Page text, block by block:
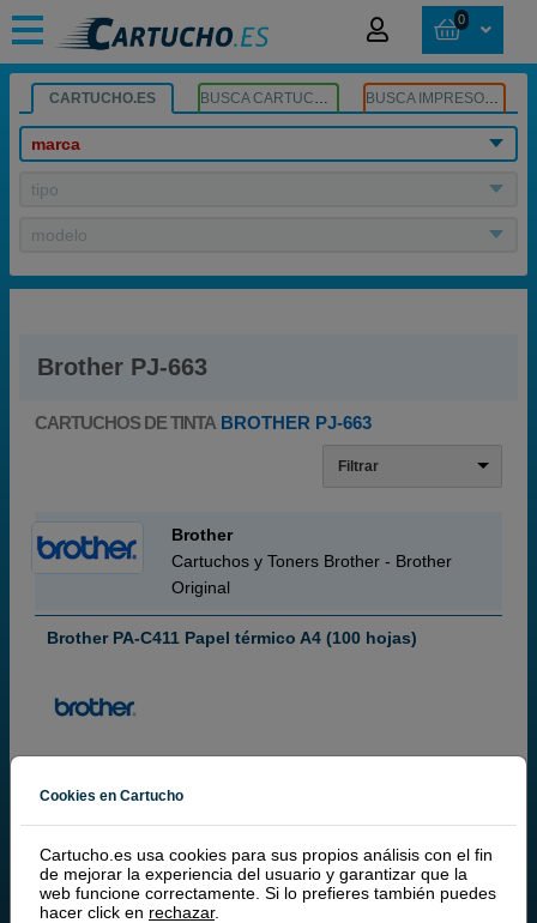
0
CARTUCHO.ES BUSCA CARTUCHOS BUSCA IMPRESORA
marca
tipo
modelo
Brother PJ-663
CARTUCHOS DE TINTA BROTHER PJ-663
Filtrar
Brother
Cartuchos y Toners Brother - Brother
Original
Brother PA-C411 Papel térmico A4 (100 hojas)
9,50
7,85 € iva ex
Cookies en Cartucho
Cartucho.es usa cookies para sus propios análisis con el fin
de mejorar la experiencia del usuario y garantizar que la
web funcione correctamente. Si lo prefieres también puedes
hacer click en rechazar.